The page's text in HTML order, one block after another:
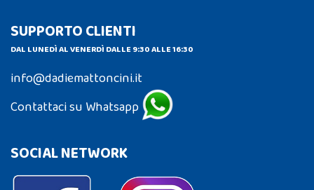
SUPPORTO CLIENTI
DAL LUNEDÌ AL VENERDÌ DALLE 9:30 ALLE 16:30
info@dadiemattoncini.it
Contattaci su Whatsapp
SOCIAL NETWORK